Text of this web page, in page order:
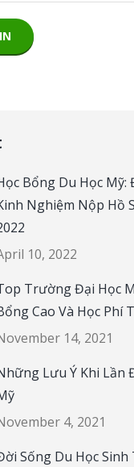
Bổng Du Học Mỹ:
Nghiệm Nộp Hồ
10, 2022
Trường Đại Học
Cao Và Học Phí
14, 2021
Lưu Ý Khi Lần
4, 2021
Sống Du Học Sinh